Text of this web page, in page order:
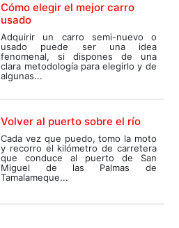
Cómo elegir el mejor carro
usado
Adquirir un carro semi-nuevo o
usado puede ser una idea
fenomenal, si dispones de una
clara metodología para elegirlo y de
algunas...
Volver al puerto sobre el río
Cada vez que puedo, tomo la moto
y recorro el kilómetro de carretera
que conduce al puerto de San
Miguel de las Palmas de
Tamalameque...